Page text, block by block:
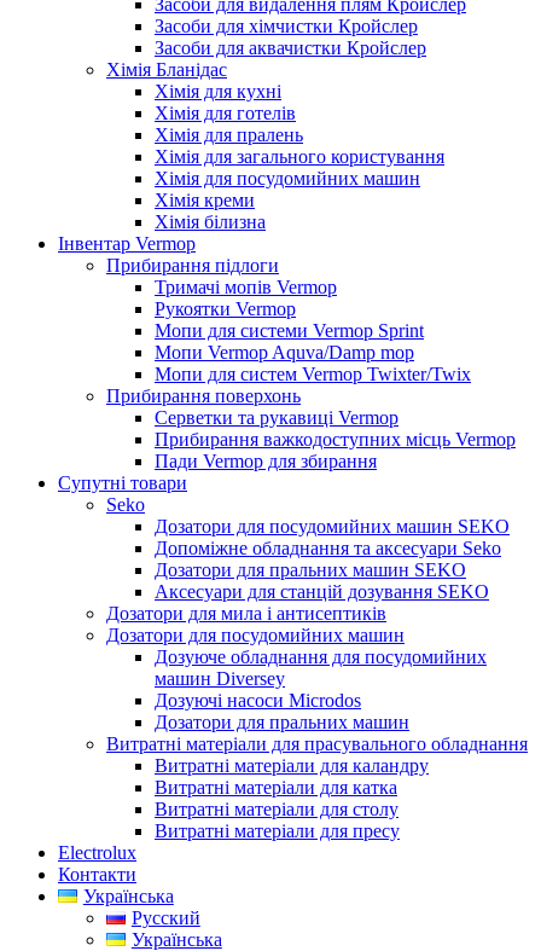
Засоби для видалення плям Кройслер
Засоби для хімчистки Кройслер
Засоби для аквачистки Кройслер
Хімія Бланідас
Хімія для кухні
Хімія для готелів
Хімія для пралень
Хімія для загального користування
Хімія для посудомийних машин
Хімія креми
Хімія білизна
Інвентар Vermop
Прибирання підлоги
Тримачі мопів Vermop
Рукоятки Vermop
Мопи для системи Vermop Sprint
Мопи Vermop Aquva/Damp mop
Мопи для систем Vermop Twixter/Twix
Прибирання поверхонь
Серветки та рукавиці Vermop
Прибирання важкодоступних місць Vermop
Пади Vermop для збирання
Супутні товари
Seko
Дозатори для посудомийних машин SEKO
Допоміжне обладнання та аксесуари Seko
Дозатори для пральних машин SEKO
Аксесуари для станцій дозування SEKO
Дозатори для мила і антисептиків
Дозатори для посудомийних машин
Дозуюче обладнання для посудомийних
машин Diversey
Дозуючі насоси Microdos
Дозатори для пральних машин
Витратні матеріали для прасувального обладнання
Витратні матеріали для каландру
Витратні матеріали для катка
Витратні матеріали для столу
Витратні матеріали для пресу
Electrolux
Контакти
Українська
Русский
Українська